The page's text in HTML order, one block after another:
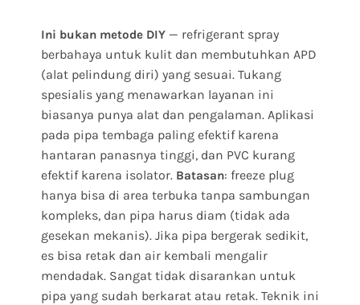
Ini bukan metode DIY — refrigerant spray
berbahaya untuk kulit dan membutuhkan APD
(alat pelindung diri) yang sesuai. Tukang
spesialis yang menawarkan layanan ini
biasanya punya alat dan pengalaman. Aplikasi
pada pipa tembaga paling efektif karena
hantaran panasnya tinggi, dan PVC kurang
efektif karena isolator. Batasan: freeze plug
hanya bisa di area terbuka tanpa sambungan
kompleks, dan pipa harus diam (tidak ada
gesekan mekanis). Jika pipa bergerak sedikit,
es bisa retak dan air kembali mengalir
mendadak. Sangat tidak disarankan untuk
pipa yang sudah berkarat atau retak. Teknik ini